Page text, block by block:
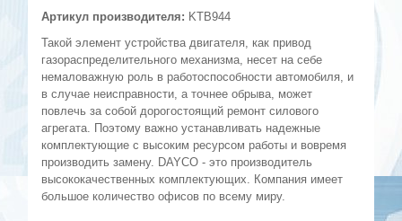
Артикул производителя: KTB944
Такой элемент устройства двигателя, как привод
газораспределительного механизма, несет на себе
немаловажную роль в работоспособности автомобиля, и
в случае неисправности, а точнее обрыва, может
повлечь за собой дорогостоящий ремонт силового
агрегата. Поэтому важно устанавливать надежные
комплектующие с высоким ресурсом работы и вовремя
производить замену. DAYCO - это производитель
высококачественных комплектующих. Компания имеет
большое количество офисов по всему миру.